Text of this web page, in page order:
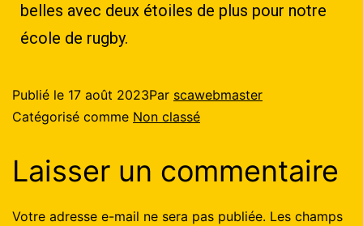
belles avec deux étoiles de plus pour notre
école de rugby.
Publié le 17 août 2023Par scawebmaster
Catégorisé comme Non classé
Laisser un commentaire
Votre adresse e-mail ne sera pas publiée. Les champs